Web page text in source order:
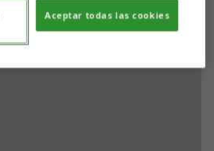
Aceptar todas las cookies